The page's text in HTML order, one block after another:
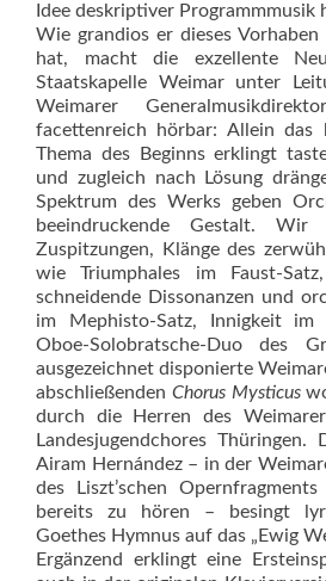
Idee deskriptiver Programmmusik
Wie grandios er dieses
hat, macht die exzellente
Staatskapelle Weimar unter
Weimarer
facettenreich hörbar: Allein das
Thema des Beginns erklingt
und zugleich nach Lösung
Spektrum des Werks geben
beeindruckende Gestalt. Wir
Zuspitzungen, Klänge des
wie Triumphales im Faust-
schneidende Dissonanzen und
im Mephisto-Satz, Innigkeit im
Oboe-Solobratsche-Duo des
ausgezeichnet disponierte
abschließenden Chorus Mysticus
durch die Herren des
Landesjugendchores Thüringen.
Airam Hernández – in der
des Liszt’schen Opernfragments
bereits zu hören – besingt
Goethes Hymnus auf das „Ewig
Ergänzend erklingt eine